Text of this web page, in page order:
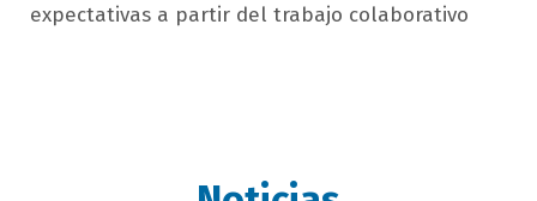
expectativas a partir del trabajo colaborativo